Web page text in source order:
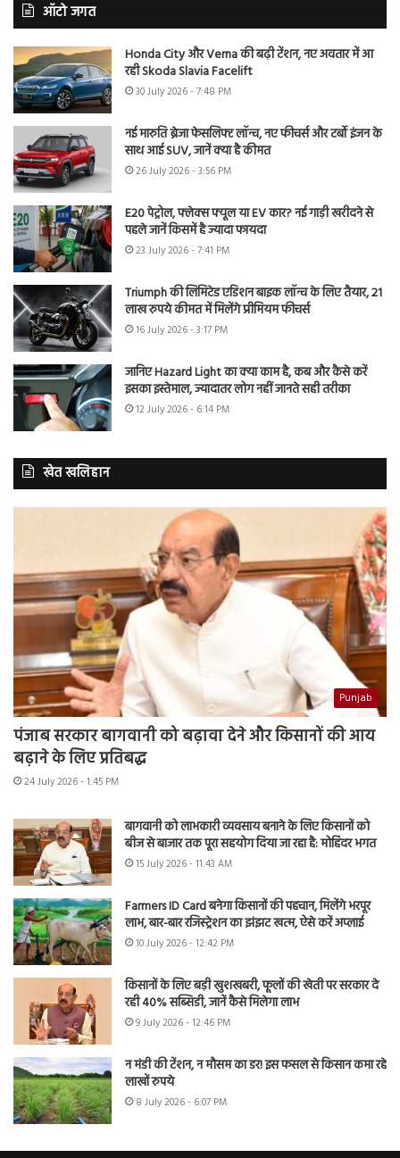
ऑटो जगत
Honda City और Verna की बढ़ी टेंशन, नए अवतार में आ
रही Skoda Slavia Facelift
30 July 2026 - 7:48 PM
नई मारुति ब्रेजा फेसलिफ्ट लॉन्च, नए फीचर्स और टर्बो इंजन के
साथ आई SUV, जानें क्या है कीमत
26 July 2026 - 3:56 PM
E20 पेट्रोल, फ्लेक्स फ्यूल या EV कार? नई गाड़ी खरीदने से
पहले जानें किसमें है ज्यादा फायदा
23 July 2026 - 7:41 PM
Triumph की लिमिटेड एडिशन बाइक लॉन्च के लिए तैयार, 21
लाख रुपये कीमत में मिलेंगे प्रीमियम फीचर्स
16 July 2026 - 3:17 PM
जानिए Hazard Light का क्या काम है, कब और कैसे करें
इसका इस्तेमाल, ज्यादातर लोग नहीं जानते सही तरीका
12 July 2026 - 6:14 PM
खेत खलिहान
Punjab
पंजाब सरकार बागवानी को बढ़ावा देने और किसानों की आय
बढ़ाने के लिए प्रतिबद्ध
24 July 2026 - 1:45 PM
बागवानी को लाभकारी व्यवसाय बनाने के लिए किसानों को
बीज से बाजार तक पूरा सहयोग दिया जा रहा है: मोहिंदर भगत
15 July 2026 - 11:43 AM
Farmers ID Card बनेगा किसानों की पहचान, मिलेंगे भरपूर
लाभ, बार-बार रजिस्ट्रेशन का झंझट खत्म, ऐसे करें अप्लाई
10 July 2026 - 12:42 PM
किसानों के लिए बड़ी खुशखबरी, फूलों की खेती पर सरकार दे
रही 40% सब्सिडी, जानें कैसे मिलेगा लाभ
9 July 2026 - 12:46 PM
न मंडी की टेंशन, न मौसम का डर! इस फसल से किसान कमा रहे
लाखों रुपये
8 July 2026 - 6:07 PM